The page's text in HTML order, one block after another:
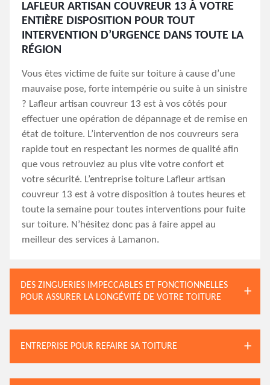
LAFLEUR ARTISAN COUVREUR 13 À VOTRE
ENTIÈRE DISPOSITION POUR TOUT
INTERVENTION D’URGENCE DANS TOUTE LA
RÉGION
Vous êtes victime de fuite sur toiture à cause d’une
mauvaise pose, forte intempérie ou suite à un sinistre
? Lafleur artisan couvreur 13 est à vos côtés pour
effectuer une opération de dépannage et de remise en
état de toiture. L’intervention de nos couvreurs sera
rapide tout en respectant les normes de qualité afin
que vous retrouviez au plus vite votre confort et
votre sécurité. L’entreprise toiture Lafleur artisan
couvreur 13 est à votre disposition à toutes heures et
toute la semaine pour toutes interventions pour fuite
sur toiture. N’hésitez donc pas à faire appel au
meilleur des services à Lamanon.
DES ZINGUERIES IMPECCABLES ET FONCTIONNELLES
POUR ASSURER LA LONGÉVITÉ DE VOTRE TOITURE
ENTREPRISE POUR REFAIRE SA TOITURE